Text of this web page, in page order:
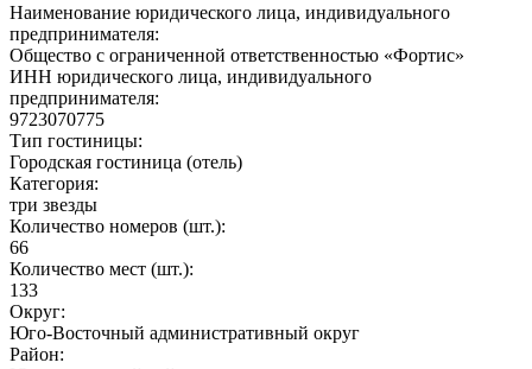
Наименование юридического лица, индивидуального
предпринимателя:
Общество с ограниченной ответственностью «Фортис»
ИНН юридического лица, индивидуального
предпринимателя:
9723070775
Тип гостиницы:
Городская гостиница (отель)
Категория:
три звезды
Количество номеров (шт.):
66
Количество мест (шт.):
133
Округ:
Юго-Восточный административный округ
Район: